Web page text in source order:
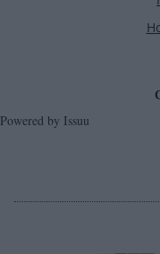
Powered by Issuu